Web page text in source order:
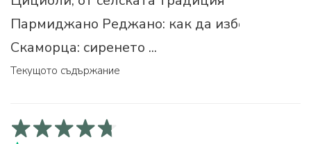
Пармиджано Реджано: как да изберем
Скаморца: сиренето ...
Текущото съдържание